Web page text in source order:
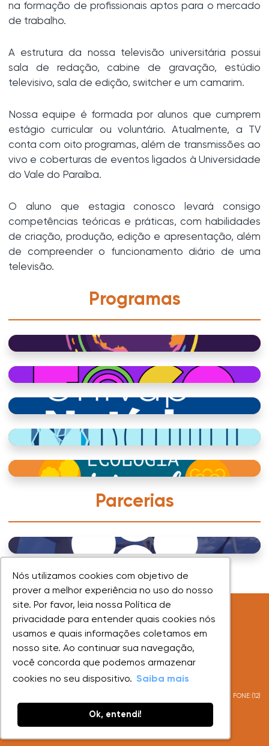
Nós utilizamos cookies com objetivo de
prover a melhor experiência no uso do nosso
site. Por favor, leia nossa Política de
privacidade para entender quais cookies nós
usamos e quais informações coletamos em
nosso site. Ao continuar sua navegação,
você concorda que podemos armazenar
cookies no seu dispositivo. Saiba mais
Ok, entendi!
Nós utilizamos cookies com objetivo de
prover a melhor experiência no uso do nosso
site. Por favor, leia nossa Política de
privacidade para entender quais cookies nós
usamos e quais informações coletamos em
nosso site. Ao continuar sua navegação,
você concorda que podemos armazenar
cookies no seu dispositivo. Saiba mais
Ok, entendi!
na formação de profissionais aptos para o mercado
de trabalho.
A estrutura da nossa televisão universitária possui
sala de redação, cabine de gravação, estúdio
televisivo, sala de edição, switcher e um camarim.
Nossa equipe é formada por alunos que cumprem
estágio curricular ou voluntário. Atualmente, a TV
conta com oito programas, além de transmissões ao
vivo e coberturas de eventos ligados à Universidade
do Vale do Paraíba.
O aluno que estagia conosco levará consigo
competências teóricas e práticas, com habilidades
de criação, produção, edição e apresentação, além
de compreender o funcionamento diário de uma
televisão.
Programas
Parcerias
UNIVAP - Todos os direitos reservados
AV. SHISHIMA HIFUMI, 2911 - URBANOVA - SÃO JOSÉ DOS CAMPOS - SP - FONE:(12)
3947-1000